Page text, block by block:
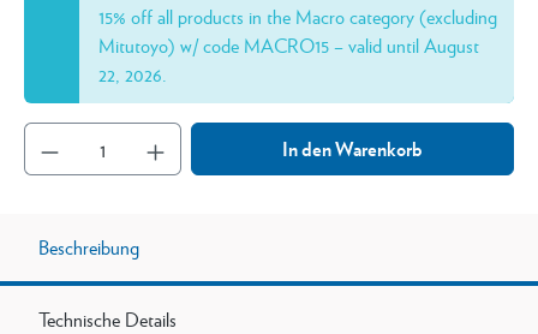
15% off all products in the Macro category (excluding
Mitutoyo) w/ code MACRO15 – valid until August
22, 2026.
In den Warenkorb
Beschreibung
Technische Details